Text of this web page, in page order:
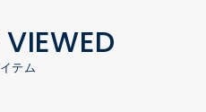
VIEWED
テム